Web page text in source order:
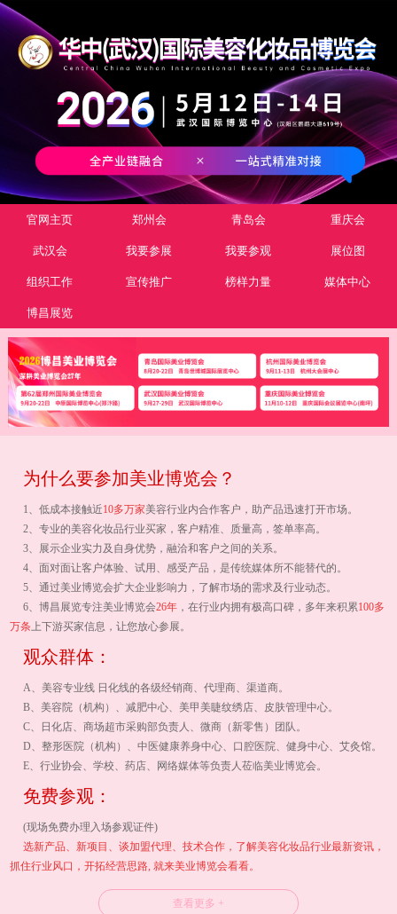
官网主页 郑州会 青岛会 重庆会
武汉会 我要参展 我要参观 展位图
组织工作 宣传推广 榜样力量 媒体中心
博昌展览
为什么要参加美业博览会？
1、低成本接触近10多万家美容行业内合作客户，助产品迅速打开市场。
2、专业的美容化妆品行业买家，客户精准、质量高，签单率高。
3、展示企业实力及自身优势，融洽和客户之间的关系。
4、面对面让客户体验、试用、感受产品，是传统媒体所不能替代的。
5、通过美业博览会扩大企业影响力，了解市场的需求及行业动态。
6、博昌展览专注美业博览会26年 ，在行业内拥有极高口碑，多年来积累100多
万条 上下游买家信息，让您放心参展。
观众群体：
A、美容专业线 日化线的各级经销商、代理商、渠道商。
B、美容院（机构）、减肥中心、美甲美睫纹绣店、皮肤管理中心。
C、日化店、商场超市采购部负责人、微商（新零售）团队。
D、整形医院（机构）、中医健康养身中心、口腔医院、健身中心、艾灸馆。
E、行业协会、学校、药店、网络媒体等负责人莅临美业博览会。
免费参观：
(现场免费办理入场参观证件)
选新产品、新项目、谈加盟代理、技术合作，了解美容化妆品行业最新资讯，
抓住行业风口，开拓经营思路, 就来美业博览会看看。
查看更多 +